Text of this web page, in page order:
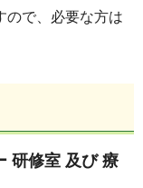
ので、必要な方は
研修室 及び 療